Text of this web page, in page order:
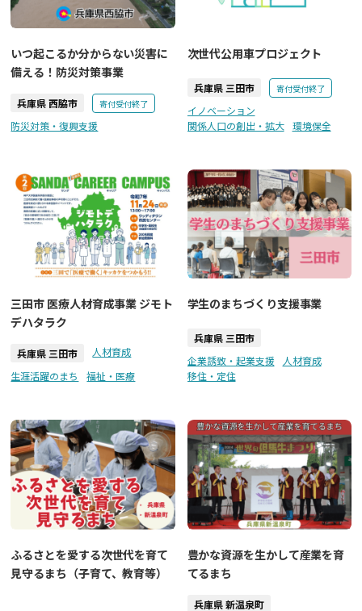
いつ起こるか分からない災害に
備える！防災対策事業
兵庫県 西脇市 寄付受付終了
防災対策・復興支援
次世代公用車プロジェクト
兵庫県 三田市 寄付受付終了
イノベーション
関係人口の創出・拡大
環境保全
三田市 医療人材育成事業 ジモト
デハタラク
兵庫県 三田市
人材育成
生涯活躍のまち
福祉・医療
学生のまちづくり支援事業
兵庫県 三田市
企業誘致・起業支援
人材育成
移住・定住
ふるさとを愛する次世代を育て
見守るまち（子育て、教育等）
豊かな資源を生かして産業を育
てるまち
兵庫県 新温泉町